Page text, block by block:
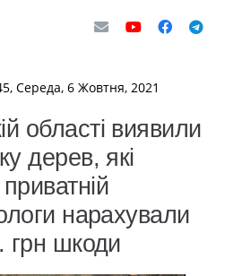
Середа, 6 Жовтня, 2021
області виявили
дерев, які
нарахували
грн шкоди